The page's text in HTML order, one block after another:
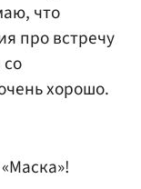
что
про встречу
хорошо.